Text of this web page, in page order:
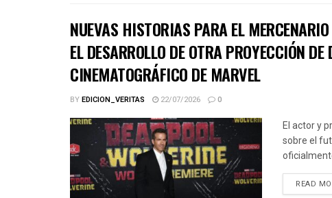
NUEVAS HISTORIAS PARA EL
EL DESARROLLO DE OTRA PROYECCIÓN
CINEMATOGRÁFICO DE MARVEL
BYEDICION_VERITAS 22/07/2026 0
El actor y
sobre el
READ